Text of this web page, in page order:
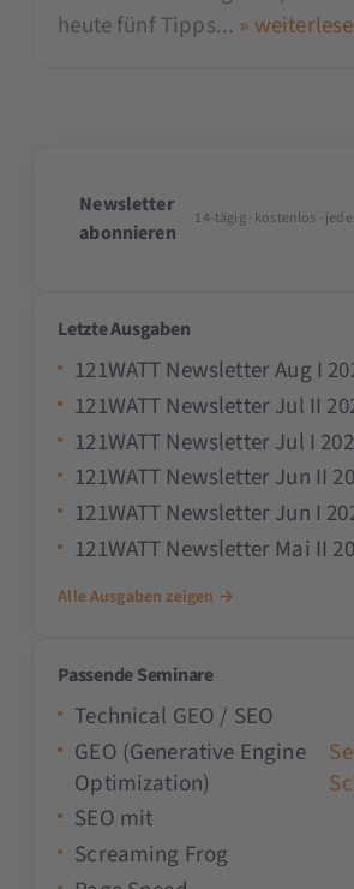
heute fünf Tipps... »
Newsletter
abonnieren
14-tägig · kostenlos ·
Letzte Ausgaben
121WATT Newsletter Aug I
121WATT Newsletter Jul II
121WATT Newsletter Jul I
121WATT Newsletter Jun II
121WATT Newsletter Jun I
121WATT Newsletter Mai II
Alle Ausgaben zeigen →
Passende Seminare
Technical GEO / SEO
GEO (Generative Engine
Optimization)
SEO mit
Screaming Frog